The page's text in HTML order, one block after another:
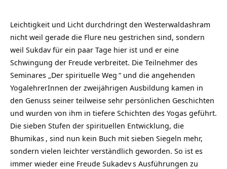
Leichtigkeit und Licht durchdringt den Westerwaldashram
nicht weil gerade die Flure neu gestrichen sind, sondern
weil Sukdav für ein paar Tage hier ist und er eine
Schwingung der Freude verbreitet. Die Teilnehmer des
Seminares „Der spirituelle Weg “ und die angehenden
YogalehrerInnen der zweijährigen Ausbildung kamen in
den Genuss seiner teilweise sehr persönlichen Geschichten
und wurden von ihm in tiefere Schichten des Yogas geführt.
Die sieben Stufen der spirituellen Entwicklung, die
Bhumikas , sind nun kein Buch mit sieben Siegeln mehr,
sondern vielen leichter verständlich geworden. So ist es
immer wieder eine Freude Sukadevs Ausführungen zu